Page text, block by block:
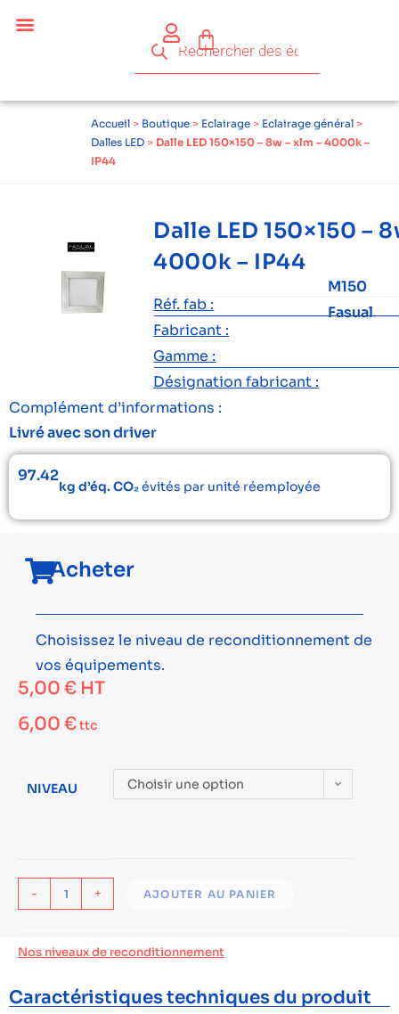
Accueil > Boutique > Eclairage > Eclairage général >
Dalles LED > Dalle LED 150×150 – 8w – xlm – 4000k –
IP44
Dalle LED 150×150 –
4000k – IP44
Réf. fab :
M150
Fabricant :
Fasual
Gamme :
Désignation fabricant :
Complément d’informations :
Livré avec son driver
97.42
kg d’éq. CO₂évités par unité réemployée
Acheter
Choisissez le niveau de reconditionnement de
vos équipements.
5,00 € HT
6,00 €ttc
NIVEAU Choisir une option
- + AJOUTER AU PANIER
Nos niveaux de reconditionnement
Caractéristiques techniques du produit